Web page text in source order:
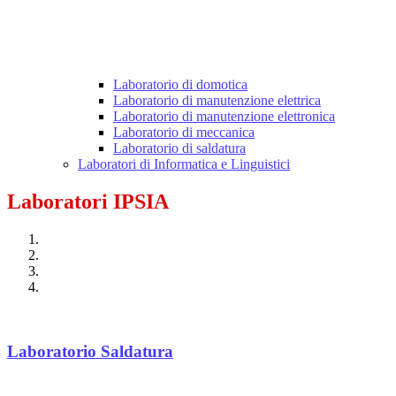
Laboratorio di domotica
Laboratorio di manutenzione elettrica
Laboratorio di manutenzione elettronica
Laboratorio di meccanica
Laboratorio di saldatura
Laboratori di Informatica e Linguistici
Laboratori IPSIA
Laboratorio Saldatura